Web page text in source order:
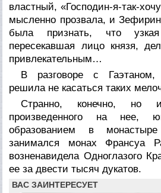
властный, «Господин-я-так-
мысленно прозвала, и
была признать, что
пересекавшая лицо князя,
привлекательным…
В разговоре с
решила не касаться таких
Странно, конечно, но
произведенного на нее,
образованием в
занимался монах Франсуа
возненавидела Одноглазого
ее за двести тысяч дукатов.